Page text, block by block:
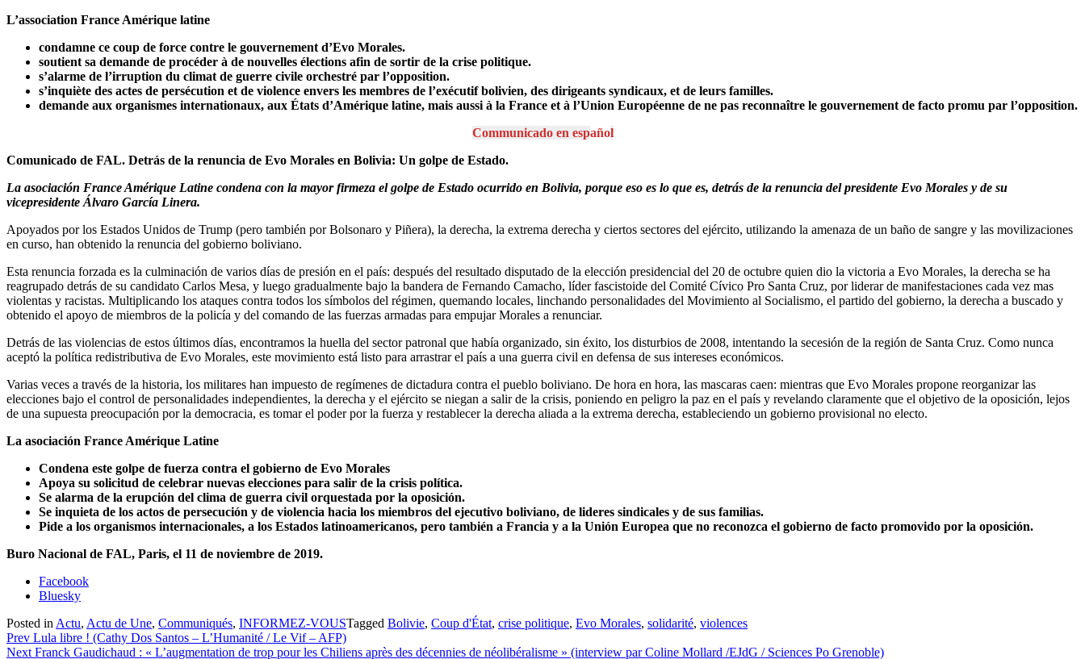
L’association France Amérique latine
condamne ce coup de force contre le gouvernement d’Evo Morales.
soutient sa demande de procéder à de nouvelles élections afin de sortir de la crise politique.
s’alarme de l’irruption du climat de guerre civile orchestré par l’opposition.
s’inquiète des actes de persécution et de violence envers les membres de l’exécutif bolivien, des dirigeants syndicaux, et de leurs familles.
demande aux organismes internationaux, aux États d’Amérique latine, mais aussi à la France et à l’Union Européenne de ne pas reconnaître le gouvernement de facto promu par l’opposition.
Communicado en español
Comunicado de FAL. Detrás de la renuncia de Evo Morales en Bolivia: Un golpe de Estado.
La asociación France Amérique Latine condena con la mayor firmeza el golpe de Estado ocurrido en Bolivia, porque eso es lo que es, detrás de la renuncia del presidente Evo Morales y de su
vicepresidente Álvaro García Linera.
Apoyados por los Estados Unidos de Trump (pero también por Bolsonaro y Piñera), la derecha, la extrema derecha y ciertos sectores del ejército, utilizando la amenaza de un baño de sangre y las movilizaciones
en curso, han obtenido la renuncia del gobierno boliviano.
Esta renuncia forzada es la culminación de varios días de presión en el país: después del resultado disputado de la elección presidencial del 20 de octubre quien dio la victoria a Evo Morales, la derecha se ha
reagrupado detrás de su candidato Carlos Mesa, y luego gradualmente bajo la bandera de Fernando Camacho, líder fascistoide del Comité Cívico Pro Santa Cruz, por liderar de manifestaciones cada vez mas
violentas y racistas. Multiplicando los ataques contra todos los símbolos del régimen, quemando locales, linchando personalidades del Movimiento al Socialismo, el partido del gobierno, la derecha a buscado y
obtenido el apoyo de miembros de la policía y del comando de las fuerzas armadas para empujar Morales a renunciar.
Detrás de las violencias de estos últimos días, encontramos la huella del sector patronal que había organizado, sin éxito, los disturbios de 2008, intentando la secesión de la región de Santa Cruz. Como nunca
aceptó la política redistributiva de Evo Morales, este movimiento está listo para arrastrar el país a una guerra civil en defensa de sus intereses económicos.
Varias veces a través de la historia, los militares han impuesto de regímenes de dictadura contra el pueblo boliviano. De hora en hora, las mascaras caen: mientras que Evo Morales propone reorganizar las
elecciones bajo el control de personalidades independientes, la derecha y el ejército se niegan a salir de la crisis, poniendo en peligro la paz en el país y revelando claramente que el objetivo de la oposición, lejos
de una supuesta preocupación por la democracia, es tomar el poder por la fuerza y restablecer la derecha aliada a la extrema derecha, estableciendo un gobierno provisional no electo.
La asociación France Amérique Latine
Condena este golpe de fuerza contra el gobierno de Evo Morales
Apoya su solicitud de celebrar nuevas elecciones para salir de la crisis política.
Se alarma de la erupción del clima de guerra civil orquestada por la oposición.
Se inquieta de los actos de persecución y de violencia hacia los miembros del ejecutivo boliviano, de lideres sindicales y de sus familias.
Pide a los organismos internacionales, a los Estados latinoamericanos, pero también a Francia y a la Unión Europea que no reconozca el gobierno de facto promovido por la oposición.
Buro Nacional de FAL, Paris, el 11 de noviembre de 2019.
Partager
"Communiqué
de
FAL.
Facebook
Bluesky
Posted in Actu, Actu de Une, Communiqués, INFORMEZ-VOUSTagged Bolivie, Coup d'État, crise politique, Evo Morales, solidarité, violences
Navigation
Prev Lula libre ! (Cathy Dos Santos – L’Humanité / Le Vif – AFP)
Next Franck Gaudichaud : « L’augmentation de trop pour les Chiliens après des décennies de néolibéralisme » (interview par Coline Mollard /EJdG / Sciences Po Grenoble)